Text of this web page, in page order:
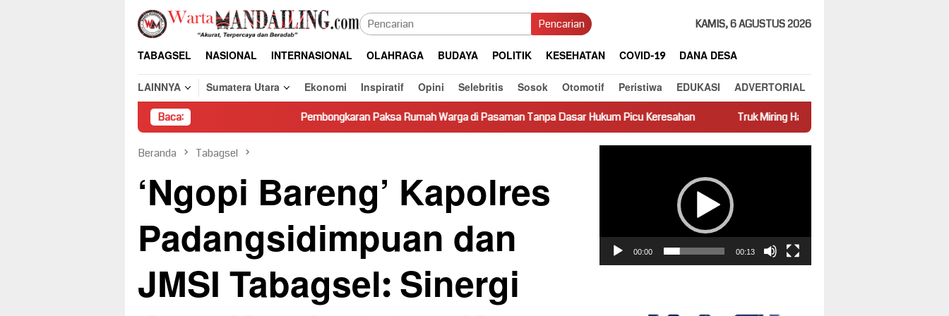
Loncat
konten
Pencarian KAMIS, 6 AGUSTUS 2026
TABAGSEL NASIONAL INTERNASIONAL OLAHRAGA BUDAYA POLITIK KESEHATAN COVID-19
DANA DESA
LAINNYA
Sumatera Utara Ekonomi Inspiratif Opini Selebritis Sosok Otomotif Peristiwa EDUKASI ADVERTORIAL
Baca: Pembongkaran Paksa Rumah Warga di Pasaman Tanpa Dasar Hukum Picu Keresahan Truk Miring Hambat Arus Lalu Lintas di Jalan Panti–Simpang Empat
Beranda Tabagsel
‘Ngopi Bareng’ Kapolres
Padangsidimpuan dan
JMSI Tabagsel: Sinergi
00:00 00:13